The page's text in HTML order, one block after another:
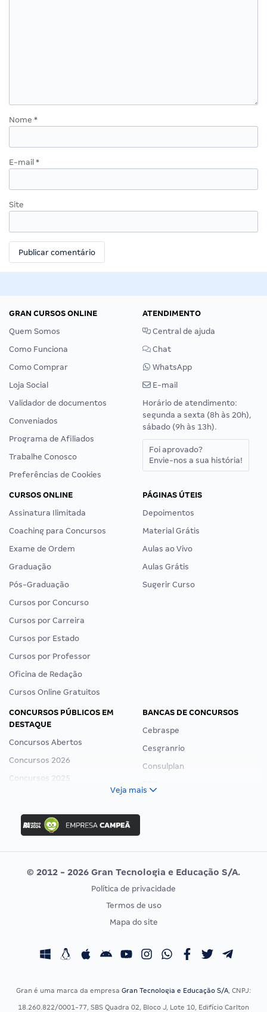
Nome *
E-mail *
Site
GRAN CURSOS ONLINE
Quem Somos
Como Funciona
Como Comprar
Loja Social
Validador de documentos
Conveniados
Programa de Afiliados
Trabalhe Conosco
Preferências de Cookies
ATENDIMENTO
Central de ajuda
Chat
WhatsApp
E-mail
Horário de atendimento:
segunda a sexta (8h às 20h),
sábado (9h às 13h).
Foi aprovado?
Envie-nos a sua história!
CURSOS ONLINE
Assinatura Ilimitada
Coaching para Concursos
Exame de Ordem
Graduação
Pós-Graduação
Cursos por Concurso
Cursos por Carreira
Cursos por Estado
Cursos por Professor
Oficina de Redação
Cursos Online Gratuitos
PÁGINAS ÚTEIS
Depoimentos
Material Grátis
Aulas ao Vivo
Aulas Grátis
Sugerir Curso
CONCURSOS PÚBLICOS EM
DESTAQUE
Concursos Abertos
Concursos 2026
Concursos 2025
Concurso Ibama
Concurso MPU
Editais publicados
BANCAS DE CONCURSOS
Cebraspe
Cesgranrio
Consulplan
Vunesp
CONCURSOS POR PROFISSÃO
Concursos Fiscais
EXAME DE ORDEM
Calendário OAB
Veja mais
© 2012 - 2026 Gran Tecnologia e Educação S/A.
Política de privacidade
Termos de uso
Mapa do site
Gran é uma marca da empresa Gran Tecnologia e Educação S/A, CNPJ:
18.260.822/0001-77, SBS Quadra 02, Bloco J, Lote 10, Edifício Carlton